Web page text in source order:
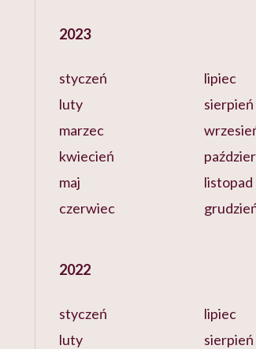
2023
styczeń
luty
marzec
kwiecień
maj
czerwiec
lipiec
sierpień
listopad
2022
styczeń
luty
lipiec
sierpień